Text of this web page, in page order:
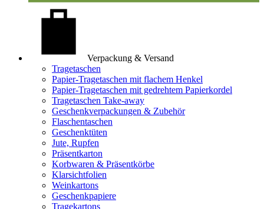
Verpackung & Versand
Tragetaschen
Papier-Tragetaschen mit flachem Henkel
Papier-Tragetaschen mit gedrehtem Papierkordel
Tragetaschen Take-away
Geschenkverpackungen & Zubehör
Flaschentaschen
Geschenktüten
Jute, Rupfen
Präsentkarton
Korbwaren & Präsentkörbe
Klarsichtfolien
Weinkartons
Geschenkpapiere
Tragekartons